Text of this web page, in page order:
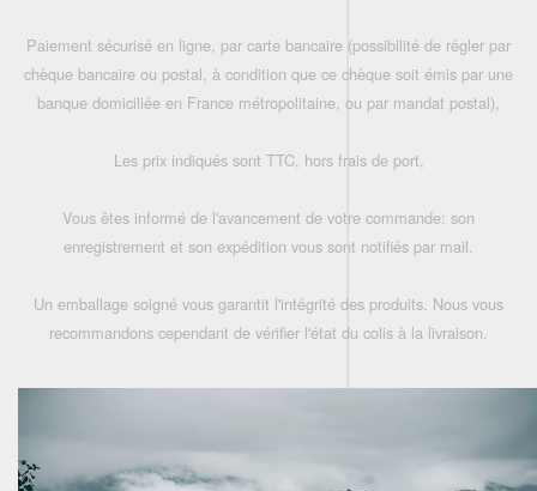
Paiement sécurisé en ligne, par carte bancaire (possibilité de régler par
chèque bancaire ou postal, à condition que ce chèque soit émis par une
banque domiciliée en France métropolitaine, ou par mandat postal),
Les prix indiqués sont TTC, hors frais de port,
Vous êtes informé de l'avancement de votre commande: son
enregistrement et son expédition vous sont notifiés par mail.
Un emballage soigné vous garantit l'intégrité des produits. Nous vous
recommandons cependant de vérifier l'état du colis à la livraison.